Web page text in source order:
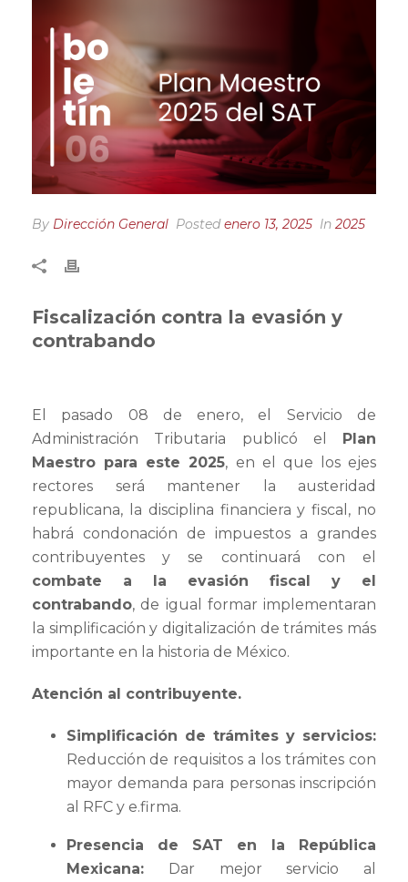
By Dirección General Postedenero 13, 2025 In 2025
Fiscalización contra la evasión y
contrabando
El pasado 08 de enero, el Servicio de
Administración Tributaria publicó el Plan
Maestro para este 2025, en el que los ejes
rectores será mantener la austeridad
republicana, la disciplina financiera y fiscal, no
habrá condonación de impuestos a grandes
contribuyentes y se continuará con el
combate a la evasión fiscal y el
contrabando, de igual formar implementaran
la simplificación y digitalización de trámites más
importante en la historia de México.
Atención al contribuyente.
Simplificación de trámites y servicios:
Reducción de requisitos a los trámites con
mayor demanda para personas inscripción
al RFC y e.firma.
Presencia de SAT en la República
Mexicana: Dar mejor servicio al